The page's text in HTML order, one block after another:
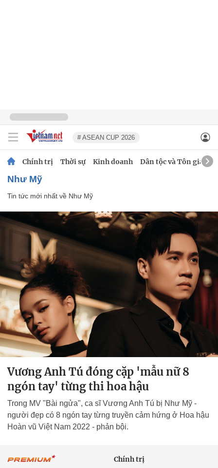
# ASEAN CUP 2026
Chính trị Thời sự Kinh doanh Dân tộc và Tôn giáo
Như Mỹ
Tin tức mới nhất về Như Mỹ
Vương Anh Tú đóng cặp 'mẫu nữ 8
ngón tay' từng thi hoa hậu
Trong MV "Bài ngửa", ca sĩ Vương Anh Tú bị Như Mỹ -
người đẹp có 8 ngón tay từng truyền cảm hứng ở Hoa hậu
Hoàn vũ Việt Nam 2022 - phản bội.
Chính trị